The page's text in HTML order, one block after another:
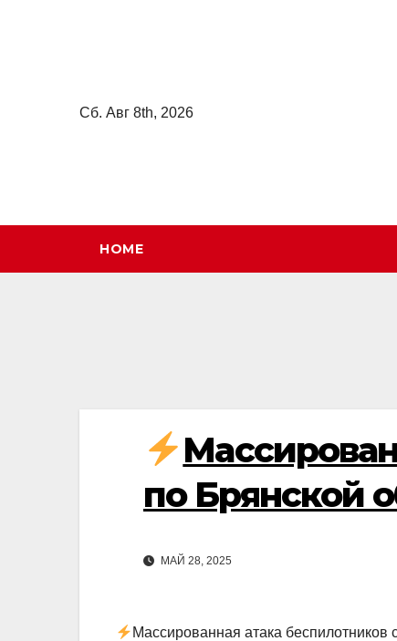
Сб. Авг 8th, 2026
HOME
по Брянской
МАЙ 28, 2025
Массированная атака